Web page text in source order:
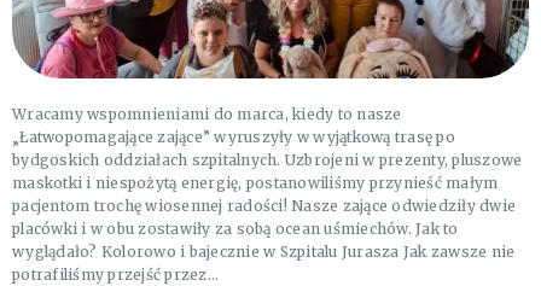
Wracamy wspomnieniami do marca, kiedy to nasze
„Łatwopomagające zające” wyruszyły w wyjątkową trasę po
bydgoskich oddziałach szpitalnych. Uzbrojeni w prezenty, pluszowe
maskotki i niespożytą energię, postanowiliśmy przynieść małym
pacjentom trochę wiosennej radości! Nasze zające odwiedziły dwie
placówki i w obu zostawiły za sobą ocean uśmiechów. Jak to
wyglądało? Kolorowo i bajecznie w Szpitalu Jurasza Jak zawsze nie
potrafiliśmy przejść przez…